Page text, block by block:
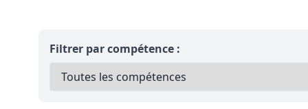
Filtrer par compétence :